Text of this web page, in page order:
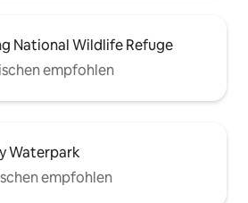
National Wildlife Refuge
empfohlen
Waterpark
empfohlen